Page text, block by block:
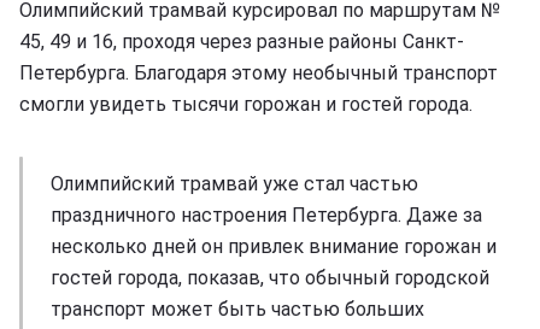
Олимпийский трамвай курсировал по маршрутам №
45, 49 и 16, проходя через разные районы Санкт-
Петербурга. Благодаря этому необычный транспорт
смогли увидеть тысячи горожан и гостей города.
Олимпийский трамвай уже стал частью
праздничного настроения Петербурга. Даже за
несколько дней он привлек внимание горожан и
гостей города, показав, что обычный городской
транспорт может быть частью больших